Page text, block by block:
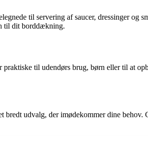
til servering af saucer, dressinger og
til dit borddækning.
til udendørs brug, børn eller til at
udvalg, der imødekommer dine